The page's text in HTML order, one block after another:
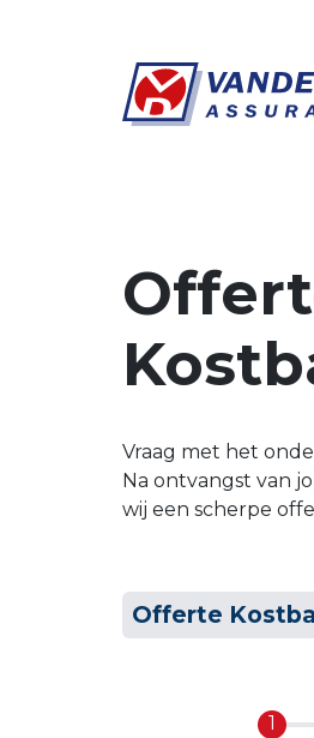
Vraag met het
Na ontvangst van
wij een scherpe
Offerte